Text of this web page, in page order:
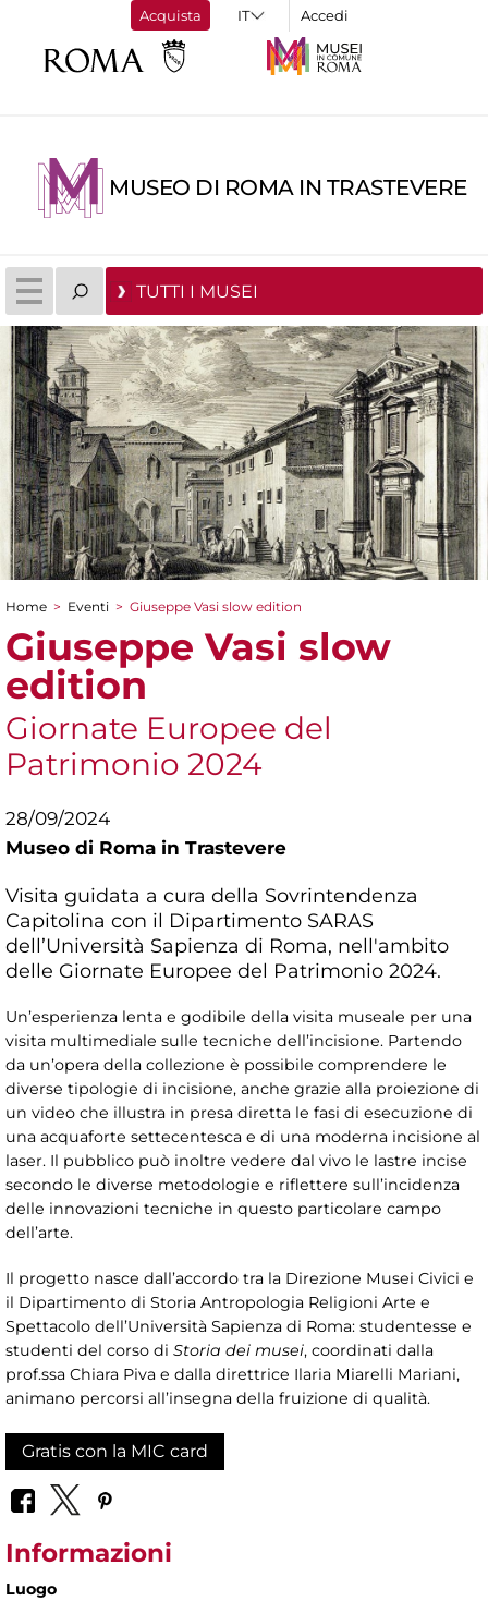
Acquista Accedi
MUSEO DI ROMA IN TRASTEVERE
TUTTI I MUSEI
Tu sei qui
Home > Eventi > Giuseppe Vasi slow edition
Giuseppe Vasi slow
edition
Giornate Europee del
Patrimonio 2024
28/09/2024
Museo di Roma in Trastevere
Visita guidata a cura della Sovrintendenza
Capitolina con il Dipartimento SARAS
dell’Università Sapienza di Roma, nell'ambito
delle Giornate Europee del Patrimonio 2024.
Un’esperienza lenta e godibile della visita museale per una
visita multimediale sulle tecniche dell’incisione. Partendo
da un’opera della collezione è possibile comprendere le
diverse tipologie di incisione, anche grazie alla proiezione di
un video che illustra in presa diretta le fasi di esecuzione di
una acquaforte settecentesca e di una moderna incisione al
laser. Il pubblico può inoltre vedere dal vivo le lastre incise
secondo le diverse metodologie e riflettere sull’incidenza
delle innovazioni tecniche in questo particolare campo
dell’arte.
Il progetto nasce dall’accordo tra la Direzione Musei Civici e
il Dipartimento di Storia Antropologia Religioni Arte e
Spettacolo dell’Università Sapienza di Roma: studentesse e
studenti del corso di Storia dei musei, coordinati dalla
prof.ssa Chiara Piva e dalla direttrice Ilaria Miarelli Mariani,
animano percorsi all’insegna della fruizione di qualità.
Gratis con la MIC card
Informazioni
Luogo